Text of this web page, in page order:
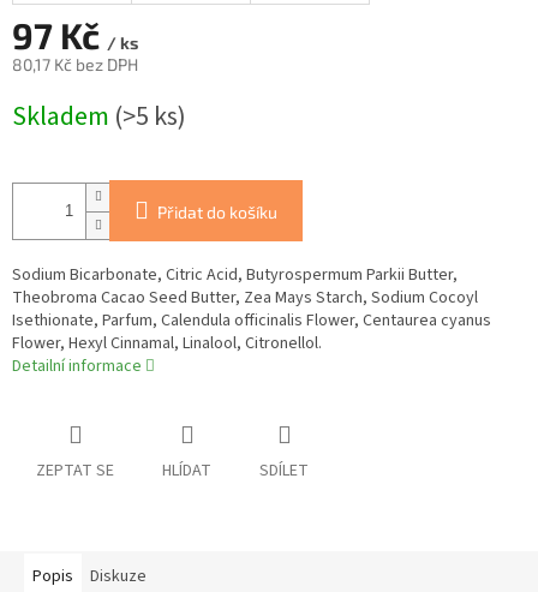
97 Kč / ks
80,17 Kč bez DPH
cena:
Skladem (>5 ks)
Přidat do košíku
Sodium Bicarbonate, Citric Acid, Butyrospermum Parkii Butter,
Theobroma Cacao Seed Butter, Zea Mays Starch, Sodium Cocoyl
Isethionate, Parfum, Calendula officinalis Flower, Centaurea cyanus
Flower, Hexyl Cinnamal, Linalool, Citronellol.
Detailní informace
ZEPTAT SE HLÍDAT SDÍLET
Popis Diskuze